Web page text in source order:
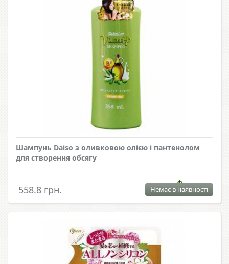
Шампунь Daiso з оливковою олією і пантенолом
для створення обсягу
558.8 грн. Немає в наявності